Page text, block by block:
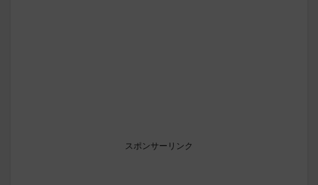
スポンサーリンク